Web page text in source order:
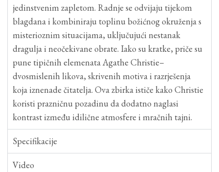
jedinstvenim zapletom. Radnje se odvijaju tijekom
blagdana i kombiniraju toplinu božićnog okruženja s
misterioznim situacijama, uključujući nestanak
dragulja i neočekivane obrate. Iako su kratke, priče su
pune tipičnih elemenata Agathe Christie–
dvosmislenih likova, skrivenih motiva i razrješenja
koja iznenade čitatelja. Ova zbirka ističe kako Christie
koristi prazničnu pozadinu da dodatno naglasi
kontrast između idilične atmosfere i mračnih tajni.
Specifikacije
Video